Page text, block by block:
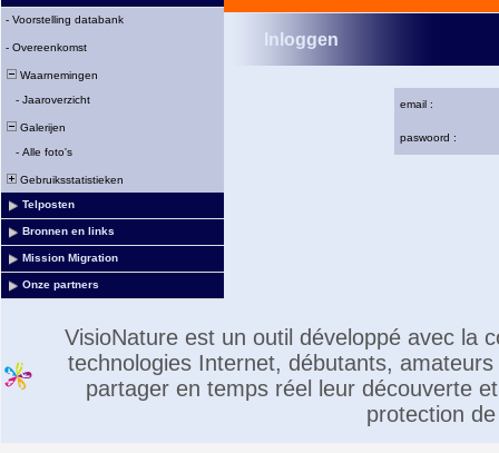
- Voorstelling databank
- Overeenkomst
Waarnemingen
- Jaaroverzicht
Galerijen
- Alle foto's
Gebruiksstatistieken
Telposten
Bronnen en links
Mission Migration
Onze partners
Inloggen
email :
paswoord :
VisioNature est un outil développé avec la
technologies Internet, débutants,
partager en temps réel leur découverte
protection